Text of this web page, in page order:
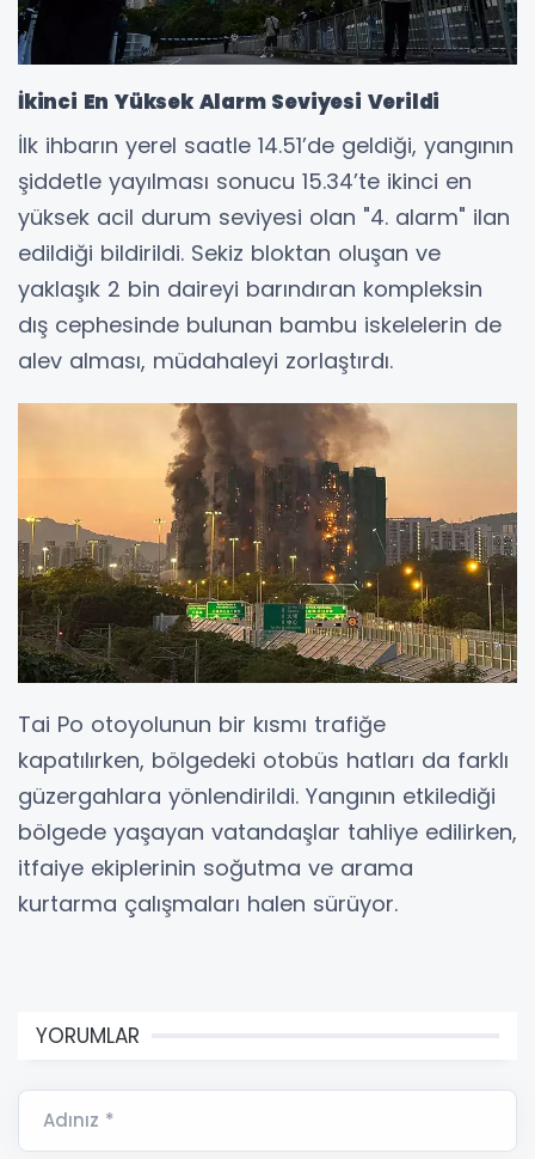
İkinci En Yüksek Alarm Seviyesi Verildi
İlk ihbarın yerel saatle 14.51’de geldiği, yangının
şiddetle yayılması sonucu 15.34’te ikinci en
yüksek acil durum seviyesi olan "4. alarm" ilan
edildiği bildirildi. Sekiz bloktan oluşan ve
yaklaşık 2 bin daireyi barındıran kompleksin
dış cephesinde bulunan bambu iskelelerin de
alev alması, müdahaleyi zorlaştırdı.
Tai Po otoyolunun bir kısmı trafiğe
kapatılırken, bölgedeki otobüs hatları da farklı
güzergahlara yönlendirildi. Yangının etkilediği
bölgede yaşayan vatandaşlar tahliye edilirken,
itfaiye ekiplerinin soğutma ve arama
kurtarma çalışmaları halen sürüyor.
YORUMLAR
Adınız *